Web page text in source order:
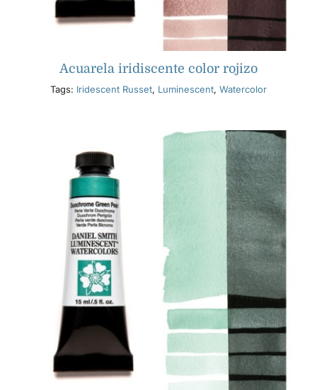
Acuarela iridiscente color rojizo
Tags: Iridescent Russet, Luminescent, Watercolor